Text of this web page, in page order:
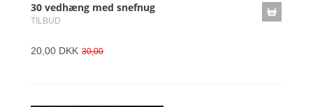
30 vedhæng med snefnug
TILBUD
20,00 DKK 30,00